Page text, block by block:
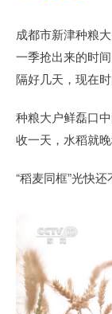
成都市新津种粮
一季抢出来的时
隔好几天，现在
种粮大户鲜磊口
收一天，水稻就晚
“稻麦同框”光快还